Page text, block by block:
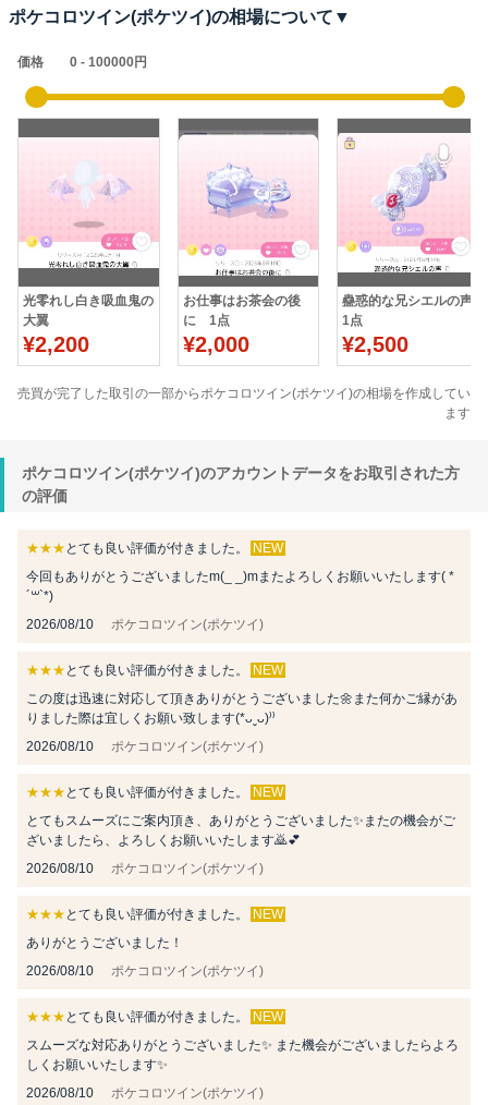
ポケコロツイン(ポケツイ)の相場について▼
価格
光零れし白き吸血鬼の
大翼
¥2,200
お仕事はお茶会の後
に 1点
¥2,000
蠱惑的な兄シエルの声
1点
¥2,500
売買が完了した取引の一部からポケコロツイン(ポケツイ)の相場を作成してい
ます
ポケコロツイン(ポケツイ)のアカウントデータをお取引された方
の評価
★★★ とても良い評価が付きました。
NEW
今回もありがとうございましたm(_ _)mまたよろしくお願いいたします( *
´꒳`*)
2026/08/10
ポケコロツイン(ポケツイ)
★★★ とても良い評価が付きました。
NEW
この度は迅速に対応して頂きありがとうございました🌼また何かご縁があ
りました際は宜しくお願い致します(*ᴗˬᴗ)⁾⁾
2026/08/10
ポケコロツイン(ポケツイ)
★★★ とても良い評価が付きました。
NEW
とてもスムーズにご案内頂き、ありがとうございました✨またの機会がご
ざいましたら、よろしくお願いいたします🙇💕
2026/08/10
ポケコロツイン(ポケツイ)
★★★ とても良い評価が付きました。
NEW
ありがとうございました！
2026/08/10
ポケコロツイン(ポケツイ)
★★★ とても良い評価が付きました。
NEW
スムーズな対応ありがとうございました✨ また機会がございましたらよろ
しくお願いいたします✨
2026/08/10
ポケコロツイン(ポケツイ)